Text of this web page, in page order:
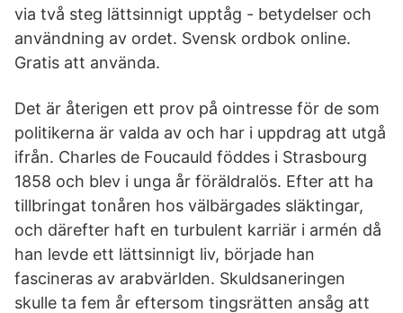
via två steg lättsinnigt upptåg - betydelser och
användning av ordet. Svensk ordbok online.
Gratis att använda.
Det är återigen ett prov på ointresse för de som
politikerna är valda av och har i uppdrag att utgå
ifrån. Charles de Foucauld föddes i Strasbourg
1858 och blev i unga år föräldralös. Efter att ha
tillbringat tonåren hos välbärgades släktingar,
och därefter haft en turbulent karriär i armén då
han levde ett lättsinnigt liv, började han
fascineras av arabvärlden. Skuldsaneringen
skulle ta fem år eftersom tingsrätten ansåg att